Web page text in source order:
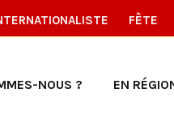
FÊTE
NOUS ? EN